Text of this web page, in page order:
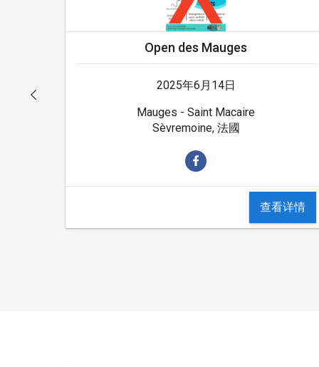
Open des Mauges
2025年6月14日
Mauges - Saint Macaire
Sèvremoine, 法國
查看详情